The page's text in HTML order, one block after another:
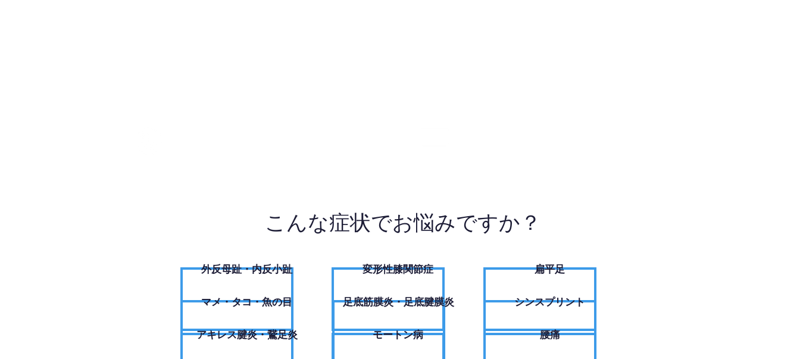
こんな症状でお悩みですか？
外反母趾・内反小趾
​マメ・タコ・魚の目
アキレス腱炎・鵞足炎
変形性膝関節症
足底筋膜炎・足底腱膜炎
モートン病
扁平足
シンスプリント
腰痛